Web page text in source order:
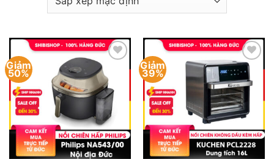
Giảm
50%
Add to
wishlist
Giảm
39%
Add to
wishlist